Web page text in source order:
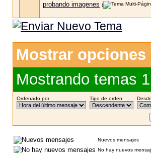
probando imagenes (
Mostrar opciones
Mostrando temas
Ordenado por Tipo de orden
Nuevos mensajes
No hay nuevos